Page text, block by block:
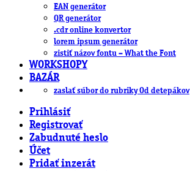
EAN generátor
QR generátor
.cdr online konvertor
lorem ipsum generátor
zistiť názov fontu – What the Font
WORKSHOPY
BAZÁR
zaslať súbor do rubriky Od detepákov
Prihlásiť
Registrovať
Zabudnuté heslo
Účet
Pridať inzerát